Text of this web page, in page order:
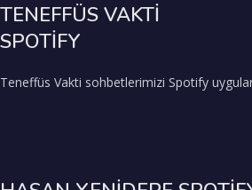
TENEFFÜS VAKTİ
SPOTİFY
Teneffüs Vakti sohbetlerimizi Spotify